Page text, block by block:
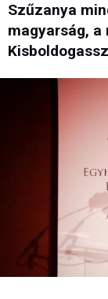
Szűzanya
magyarság,